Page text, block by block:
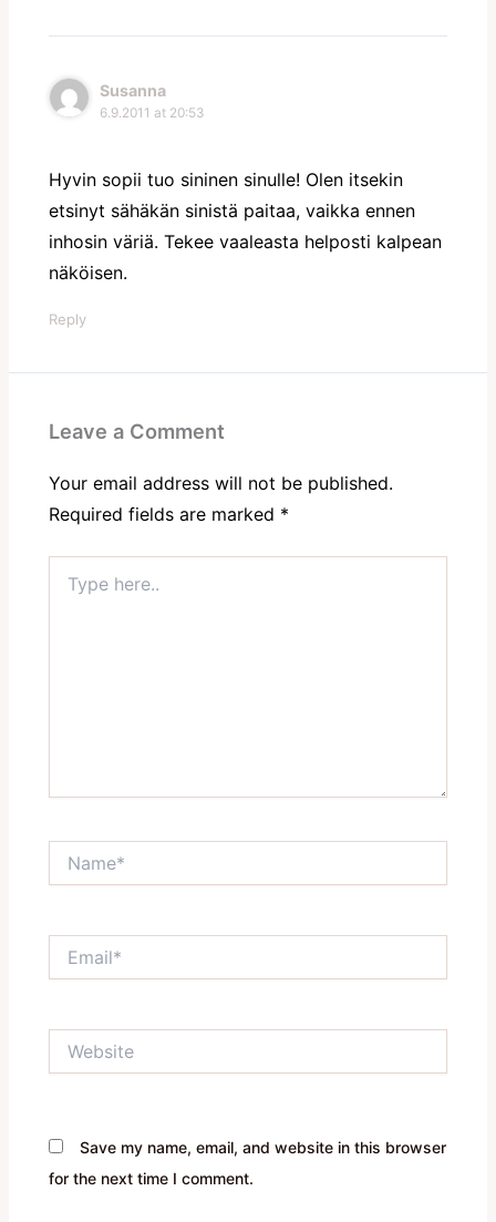
Susanna
6.9.2011 at 20:53
Hyvin sopii tuo sininen sinulle! Olen itsekin
etsinyt sähäkän sinistä paitaa, vaikka ennen
inhosin väriä. Tekee vaaleasta helposti kalpean
näköisen.
Reply
Leave a Comment
Your email address will not be published.
Required fields are marked *
here..
Save my name, email, and website in this browser
for the next time I comment.